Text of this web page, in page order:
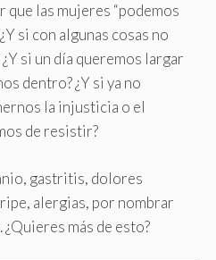
que las mujeres “podemos
si con algunas cosas no
si un día queremos largar
dentro? ¿Y si ya no
la injusticia o el
de resistir?
gastritis, dolores
alergias, por nombrar
más de esto?